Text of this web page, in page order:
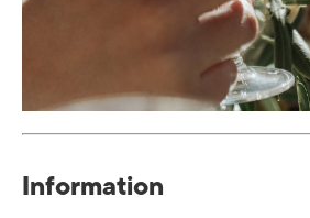
Information